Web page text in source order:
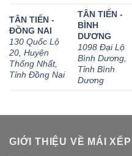
TÂN TIẾN -
ĐỒNG NAI
130 Quốc Lộ
20, Huyện
Thống Nhất,
Tỉnh Đồng Nai
TÂN TIẾN -
BÌNH
DƯƠNG
1098 Đại Lộ
Bình Dương,
Tỉnh Bình
Dương
GIỚI THIỆU VỀ MÁI